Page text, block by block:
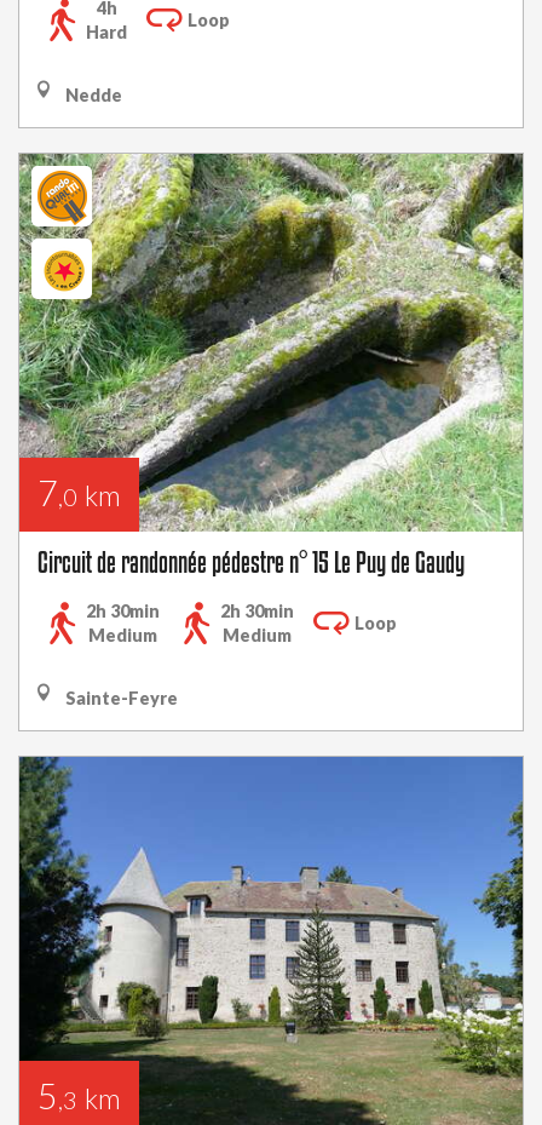
4h
Hard
Loop
Nedde
7,0 km
Circuit de randonnée pédestre n° 15 Le Puy de Gaudy
2h 30min
Medium
2h 30min
Medium
Loop
Sainte-Feyre
5,3 km